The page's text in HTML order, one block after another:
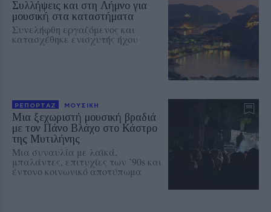
Συλλήψεις και στη Λήμνο για
μουσική στα καταστήματα
Συνελήφθη εργαζόμενος και
κατασχέθηκε ενισχυτής ήχου
ΡΕΠΟΡΤΑΖ ΜΟΥΣΙΚΗ
Μια ξεχωριστή μουσική βραδιά
με τον Πάνο Βλάχο στο Κάστρο
της Μυτιλήνης
Μια συναυλία με λαϊκά,
μπαλάντες, επιτυχίες των ’90s και
έντονο κοινωνικό αποτύπωμα